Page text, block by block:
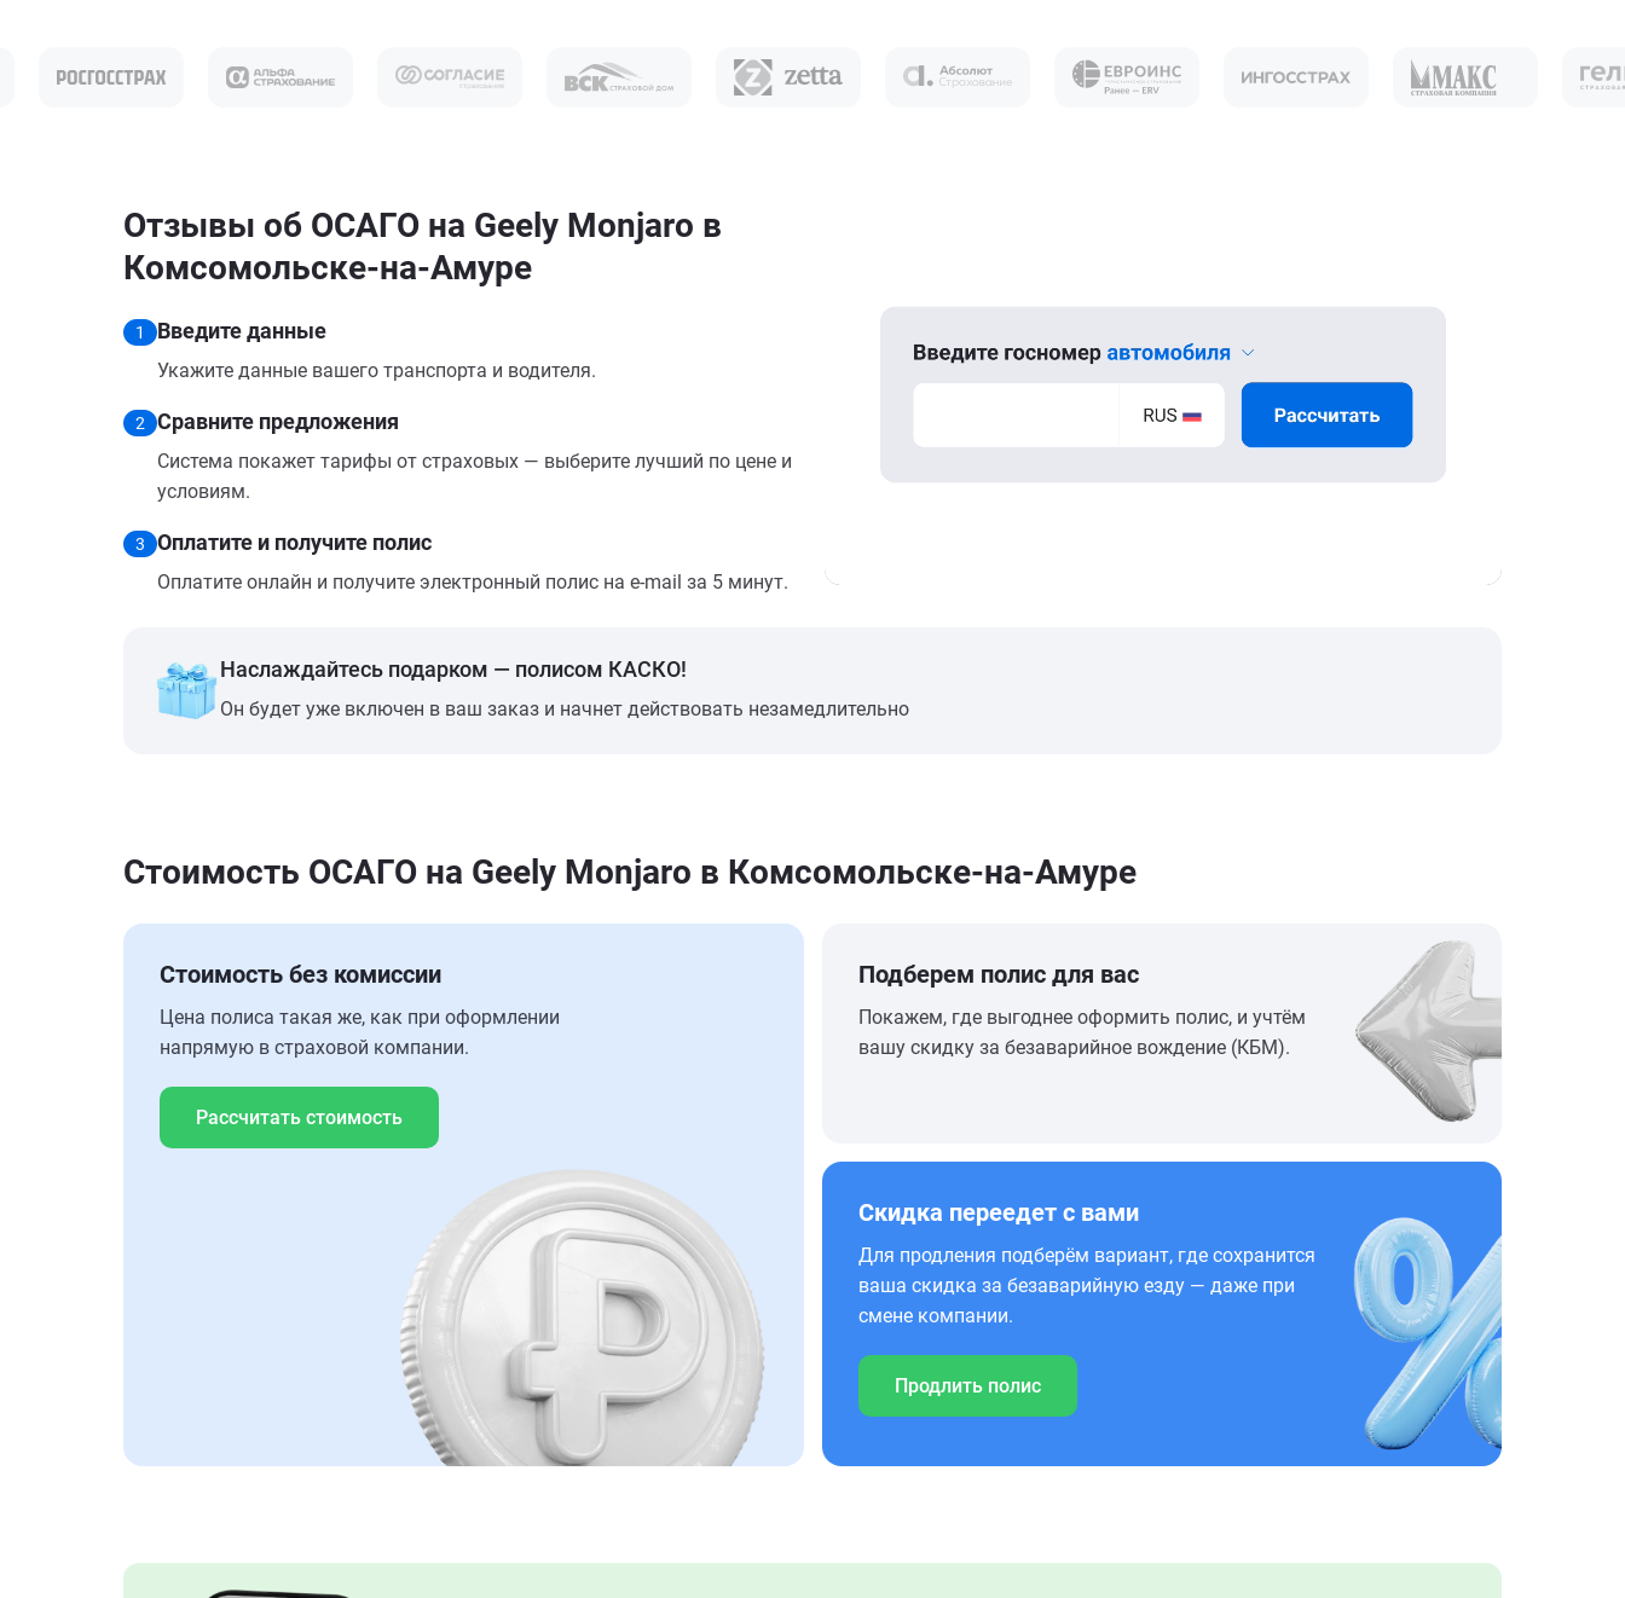
Отзывы об ОСАГО на Geely Monjaro в
Комсомольске-на-Амуре
1 Введите данные
Укажите данные вашего транспорта и водителя.
2 Сравните предложения
Система покажет тарифы от страховых — выберите лучший по цене и
условиям.
3 Оплатите и получите полис
Оплатите онлайн и получите электронный полис на e-mail за 5 минут.
Наслаждайтесь подарком — полисом КАСКО!
Он будет уже включен в ваш заказ и начнет действовать незамедлительно
Стоимость ОСАГО на Geely Monjaro в Комсомольске-на-Амуре
Стоимость без комиссии
Цена полиса такая же, как при оформлении
напрямую в страховой компании.
Рассчитать стоимость
Подберем полис для вас
Покажем, где выгоднее оформить полис, и учтём
вашу скидку за безаварийное вождение (КБМ).
Скидка переедет с вами
Для продления подберём вариант, где сохранится
ваша скидка за безаварийную езду — даже при
смене компании.
Продлить полис